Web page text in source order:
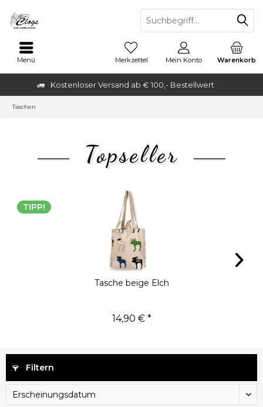
Kostenloser Versand ab € 100,- Bestellwert
Menü Warenkorb
Merkzettel Mein Konto
Taschen
Topseller
TIPP!
Tasche beige Elch
14,90 € *
Filtern